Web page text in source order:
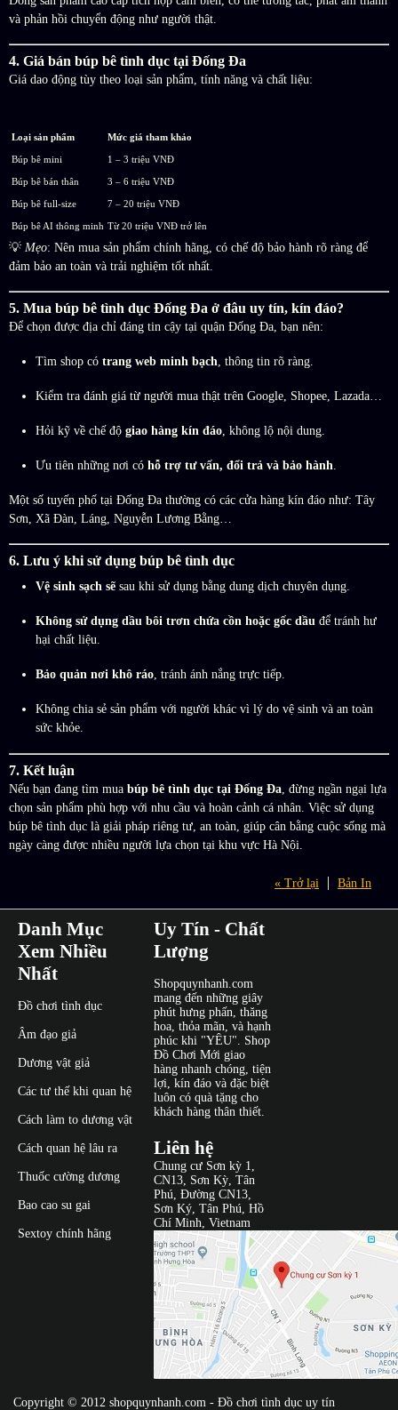
và phản hồi chuyển động như người thật.
4. Giá bán búp bê tình dục tại Đống Đa
Giá dao động tùy theo loại sản phẩm, tính năng và chất liệu:
Loại sản phẩm Mức giá tham khảo
Búp bê mini 1 – 3 triệu VNĐ
Búp bê bán thân 3 – 6 triệu VNĐ
Búp bê full-size 7 – 20 triệu VNĐ
Búp bê AI thông minh Từ 20 triệu VNĐ trở lên
💡 Mẹo: Nên mua sản phẩm chính hãng, có chế độ bảo hành rõ ràng để
đảm bảo an toàn và trải nghiệm tốt nhất.
5. Mua búp bê tình dục Đống Đa ở đâu uy tín, kín đáo?
Để chọn được địa chỉ đáng tin cậy tại quận Đống Đa, bạn nên:
Tìm shop có trang web minh bạch, thông tin rõ ràng.
Kiểm tra đánh giá từ người mua thật trên Google, Shopee, Lazada…
Hỏi kỹ về chế độ giao hàng kín đáo, không lộ nội dung.
Ưu tiên những nơi có hỗ trợ tư vấn, đổi trả và bảo hành.
Một số tuyến phố tại Đống Đa thường có các cửa hàng kín đáo như: Tây
Sơn, Xã Đàn, Láng, Nguyễn Lương Bằng…
6. Lưu ý khi sử dụng búp bê tình dục
Vệ sinh sạch sẽ sau khi sử dụng bằng dung dịch chuyên dụng.
Không sử dụng dầu bôi trơn chứa cồn hoặc gốc dầu để tránh hư
hại chất liệu.
Bảo quản nơi khô ráo, tránh ánh nắng trực tiếp.
Không chia sẻ sản phẩm với người khác vì lý do vệ sinh và an toàn
sức khỏe.
7. Kết luận
Nếu bạn đang tìm mua búp bê tình dục tại Đống Đa, đừng ngần ngại lựa
chọn sản phẩm phù hợp với nhu cầu và hoàn cảnh cá nhân. Việc sử dụng
búp bê tình dục là giải pháp riêng tư, an toàn, giúp cân bằng cuộc sống mà
ngày càng được nhiều người lựa chọn tại khu vực Hà Nội.
Bản In
« Trở lại
Danh Mục
Xem Nhiều
Nhất
Đồ chơi tình dục
Âm đạo giả
Dương vật giả
Các tư thế khi quan hệ
Cách làm to dương vật
Cách quan hệ lâu ra
Thuốc cường dương
Bao cao su gai
Sextoy chính hãng
Uy Tín - Chất
Lượng
Shopquynhanh.com
mang đến những giây
phút hưng phấn, thăng
hoa, thỏa mãn, và hạnh
phúc khi "YÊU". Shop
Đồ Chơi Mới giao
hàng nhanh chóng, tiện
lợi, kín đáo và đặc biệt
luôn có quà tặng cho
khách hàng thân thiết.
Liên hệ
Chung cư Sơn kỳ 1,
CN13, Sơn Kỳ, Tân
Phú, Đường CN13,
Sơn Ký, Tân Phú, Hồ
Chí Minh, Vietnam
Copyright © 2012 shopquynhanh.com - Đồ chơi tình dục uy tín